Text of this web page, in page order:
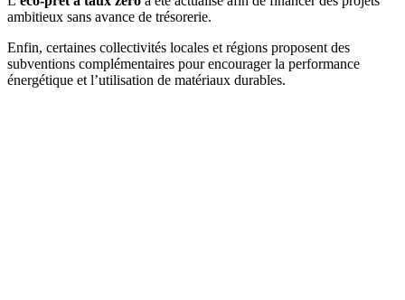
ambitieux sans avance de trésorerie.
Enfin, certaines collectivités locales et régions proposent des
subventions complémentaires pour encourager la performance
énergétique et l’utilisation de matériaux durables.